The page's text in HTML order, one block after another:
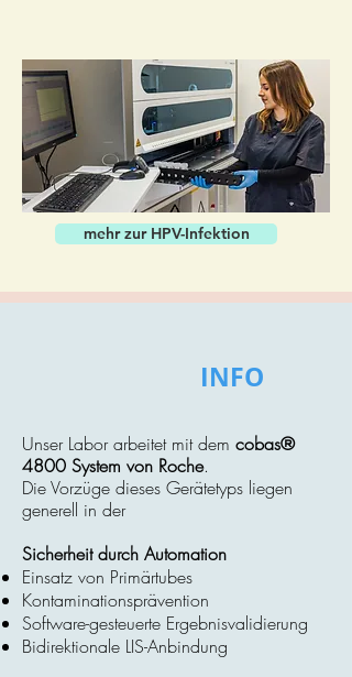
mehr zur HPV-Infektion
INFO
Unser Labor arbeitet mit dem cobas®
4800 System von Roche.
Die Vorzüge dieses Gerätetyps liegen
generell in der
Sicherheit durch Automation
Einsatz von Primärtubes
Kontaminationsprävention
Software-gesteuerte Ergebnisvalidierung
Bidirektionale LIS-Anbindung